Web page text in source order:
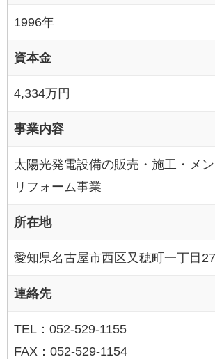
1996年
資本金
4,334万円
事業内容
太陽光発電設備の販売・施工・メ
リフォーム事業
所在地
愛知県名古屋市西区又穂町一丁目
連絡先
TEL：052-529-1155
FAX：052-529-1154